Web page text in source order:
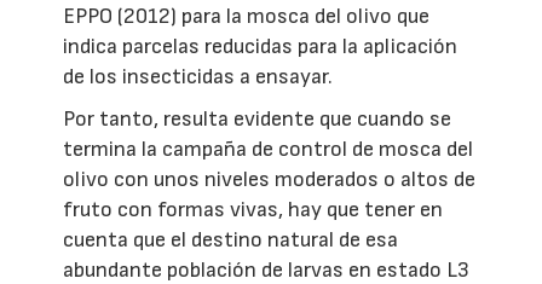
EPPO (2012) para la mosca del olivo que
indica parcelas reducidas para la aplicación
de los insecticidas a ensayar.
Por tanto, resulta evidente que cuando se
termina la campaña de control de mosca del
olivo con unos niveles moderados o altos de
fruto con formas vivas, hay que tener en
cuenta que el destino natural de esa
abundante población de larvas en estado L3